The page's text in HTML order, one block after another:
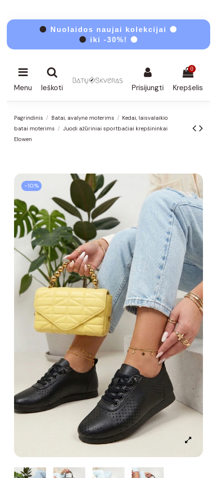
⚫ Nuolaidos naujai kolekcijai ⚫
⚫ iki -30%! ⚫
Menu Ieškoti Prisijungti
0
Krepšelis
Pagrindinis Batai, avalynė moterims
Kedai, laisvalaikio
batai moterims
Juodi ažūriniai sportbačiai krepšininkai
Elowen
−10%